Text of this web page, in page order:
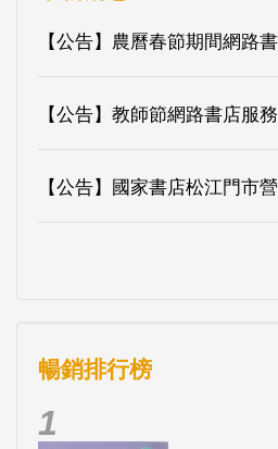
【公告】農曆春節期間網路
【公告】教師節網路書店服
【公告】國家書店松江門市
暢銷排行榜
1